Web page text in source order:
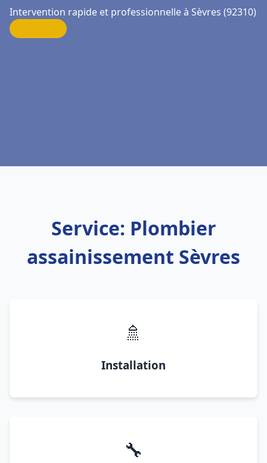
Intervention rapide et professionnelle à Sèvres (92310)
Service: Plombier
assainissement Sèvres
🚿
Installation
🔧